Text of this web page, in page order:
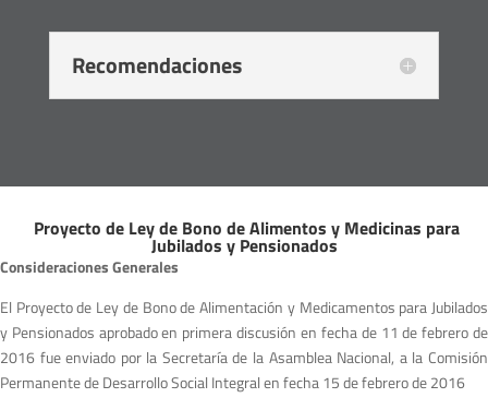
Recomendaciones
Proyecto de Ley de Bono de Alimentos y Medicinas para
Jubilados y Pensionados
Consideraciones Generales
El Proyecto de Ley de Bono de Alimentación y Medicamentos para Jubilados
y Pensionados aprobado en primera discusión en fecha de 11 de febrero de
2016 fue enviado por la Secretaría de la Asamblea Nacional, a la Comisión
Permanente de Desarrollo Social Integral en fecha 15 de febrero de 2016